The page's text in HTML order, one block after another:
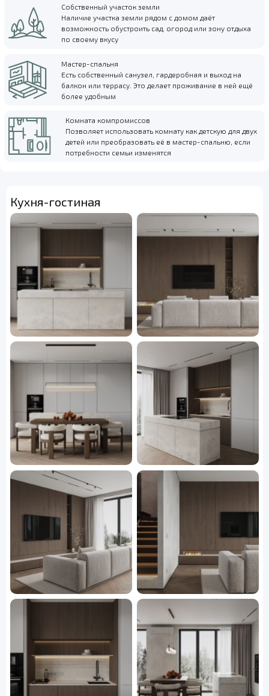
Собственный участок земли
Наличие участка земли рядом с домом даёт
возможность обустроить сад, огород или зону отдыха
по своему вкусу
Мастер-спальня
Есть собственный санузел, гардеробная и выход на
балкон или террасу. Это делает проживание в ней ещё
более удобным
Комната компромиссов
Позволяет использовать комнату как детскую для двух
детей или преобразовать её в мастер-спальню, если
потребности семьи изменятся
Кухня-гостиная